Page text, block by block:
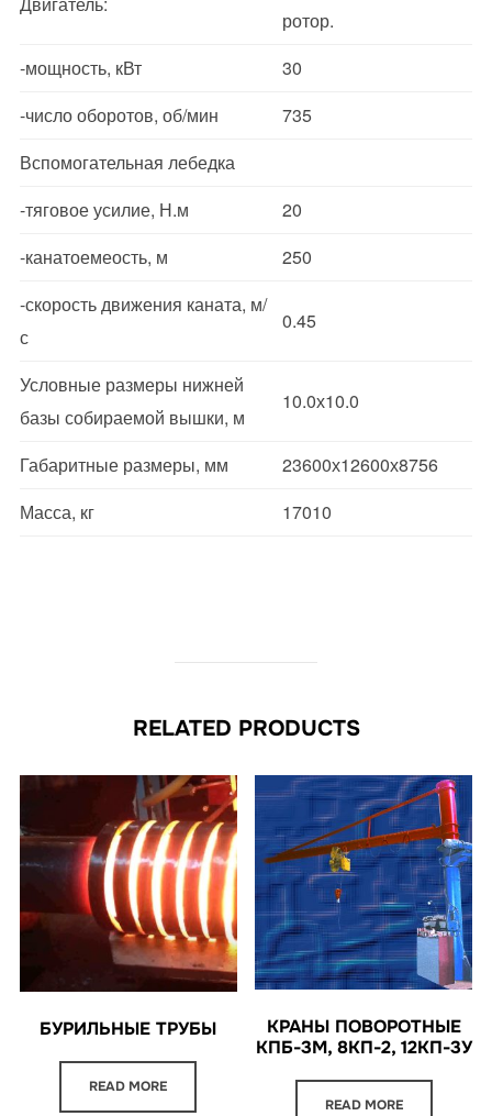
ротор.
-мощность, кВт
30
-число оборотов, об/мин
735
Вспомогательная лебедка
-тяговое усилие, Н.м
20
-канатоемеость, м
250
-скорость движения каната, м/
с
0.45
Условные размеры нижней
базы собираемой вышки, м
10.0х10.0
Габаритные размеры, мм
23600х12600х8756
Масса, кг
17010
RELATED PRODUCTS
БУРИЛЬНЫЕ ТРУБЫ
READ MORE
КРАНЫ ПОВОРОТНЫЕ
КПБ-3М, 8КП-2, 12КП-3У
READ MORE